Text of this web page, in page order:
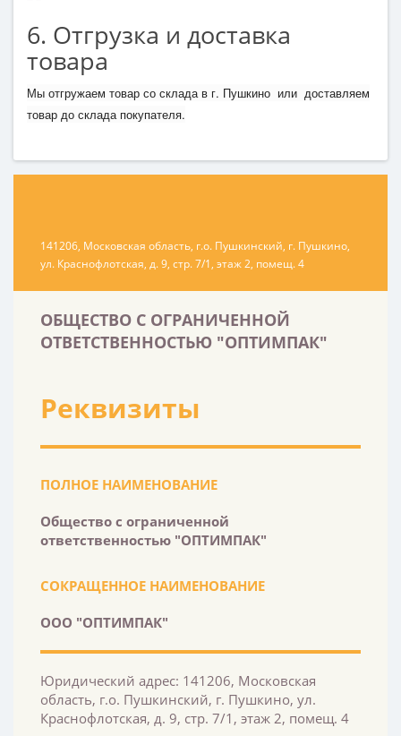
6. Отгрузка и доставка
товара
Мы отгружаем товар со склада в г. Пушкино или доставляем
товар до склада покупателя.
141206, Московская область, г.о. Пушкинский, г. Пушкино,
ул. Краснофлотская, д. 9, стр. 7/1, этаж 2, помещ. 4
ОБЩЕСТВО С ОГРАНИЧЕННОЙ
ОТВЕТСТВЕННОСТЬЮ "ОПТИМПАК"
Реквизиты
ПОЛНОЕ НАИМЕНОВАНИЕ
Общество с ограниченной
ответственностью "ОПТИМПАК"
СОКРАЩЕННОЕ НАИМЕНОВАНИЕ
ООО "ОПТИМПАК"
Юридический адрес: 141206, Московская
область, г.о. Пушкинский, г. Пушкино, ул.
Краснофлотская, д. 9, стр. 7/1, этаж 2, помещ. 4